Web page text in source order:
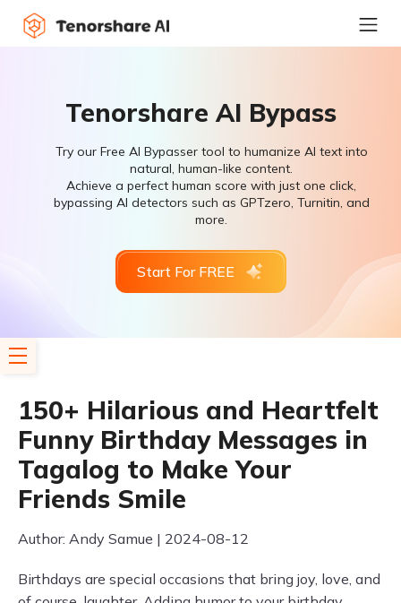
Tenorshare AI Bypass
Try our Free AI Bypasser tool to humanize AI text into
natural, human-like content.
Achieve a perfect human score with just one click,
bypassing AI detectors such as GPTzero, Turnitin, and
more.
Start For FREE
150+ Hilarious and Heartfelt
Funny Birthday Messages in
Tagalog to Make Your
Friends Smile
Author: Andy Samue | 2024-08-12
Birthdays are special occasions that bring joy, love, and